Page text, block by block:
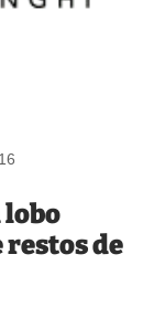
lobo
restos de